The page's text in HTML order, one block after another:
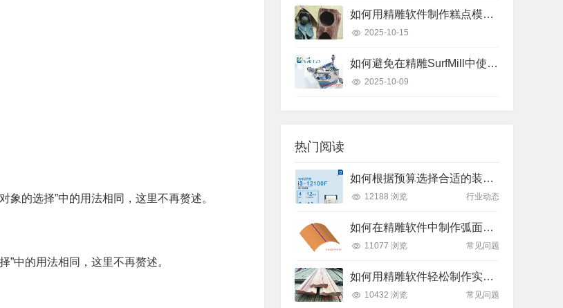
象的选择”中的用法相同，这里不再赘述。
”中的用法相同，这里不再赘述。
如何用精雕软件制作糕点模具？只需这几个步骤
2025-10-15
如何避免在精雕SurfMill中使用“保持曲线高度”和“投影变换”时的常见错误？
2025-10-09
热门阅读
如何根据预算选择合适的装机方案？了解2025年主流价位段的性能差异
12188 浏览 行业动态
如何在精雕软件中制作弧面雕刻路径？
11077 浏览 常见问题
如何用精雕软件轻松制作实木装饰线条踢脚线？
10432 浏览 常见问题